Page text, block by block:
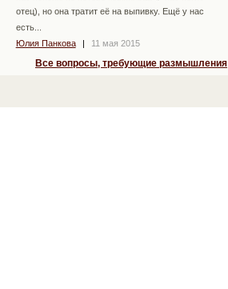
отец), но она тратит её на выпивку. Ещё у нас
есть...
Юлия Панкова
11 мая 2015
Все вопросы, требующие размышления